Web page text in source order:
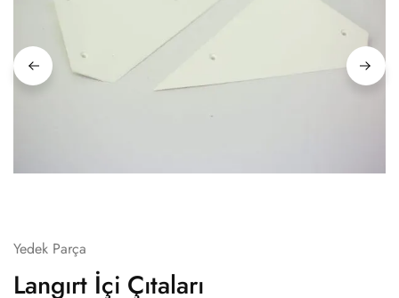
Yedek Parça
Langırt İçi Çıtaları